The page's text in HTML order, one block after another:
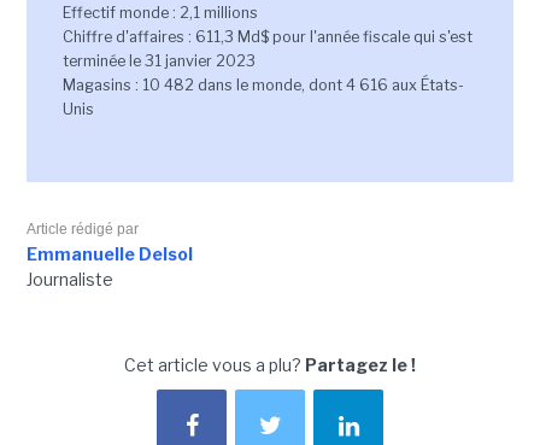
Effectif monde : 2,1 millions
Chiffre d'affaires : 611,3 Md$ pour l'année fiscale qui s'est
terminée le 31 janvier 2023
Magasins : 10 482 dans le monde, dont 4 616 aux États-
Unis
Article rédigé par
Emmanuelle Delsol
Journaliste
Cet article vous a plu? Partagez le !